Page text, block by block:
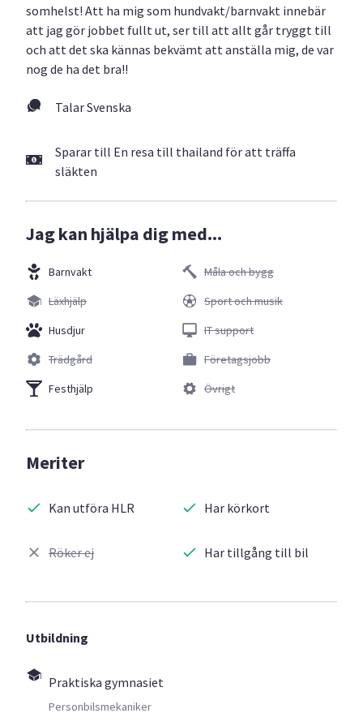
somhelst! Att ha mig som hundvakt/barnvakt innebär
att jag gör jobbet fullt ut, ser till att allt går tryggt till
och att det ska kännas bekvämt att anställa mig, de var
nog de ha det bra!!
Talar Svenska
Sparar till En resa till thailand för att träffa
släkten
Jag kan hjälpa dig med...
Barnvakt
Läxhjälp
Husdjur
Trädgård
Festhjälp
Måla och bygg
Sport och musik
IT support
Företagsjobb
Övrigt
Meriter
Kan utföra HLR
Röker ej
Har körkort
Har tillgång till bil
Utbildning
Praktiska gymnasiet
Personbilsmekaniker